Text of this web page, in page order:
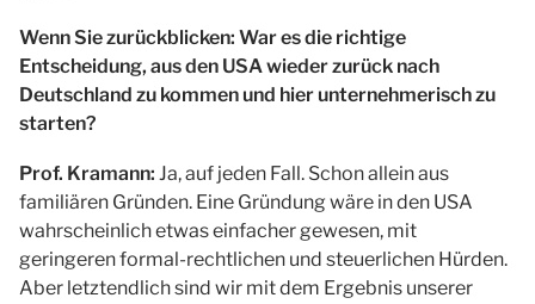
Wenn Sie zurückblicken: War es die richtige
Entscheidung, aus den USA wieder zurück nach
Deutschland zu kommen und hier unternehmerisch zu
starten?
Prof. Kramann: Ja, auf jeden Fall. Schon allein aus
familiären Gründen. Eine Gründung wäre in den USA
wahrscheinlich etwas einfacher gewesen, mit
geringeren formal-rechtlichen und steuerlichen Hürden.
Aber letztendlich sind wir mit dem Ergebnis unserer